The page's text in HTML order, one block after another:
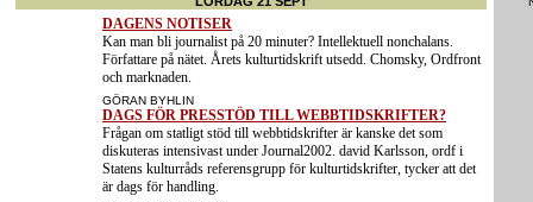
DAGENS NOTISER
Kan man bli journalist på 20 minuter? Intellektuell nonchalans.
Författare på nätet. Årets kulturtidskrift utsedd. Chomsky, Ordfront
och marknaden.
GÖRAN BYHLIN
DAGS FÖR PRESSTÖD TILL WEBBTIDSKRIFTER?
Frågan om statligt stöd till webbtidskrifter är kanske det som
diskuteras intensivast under Journal2002. david Karlsson, ordf i
Statens kulturråds referensgrupp för kulturtidskrifter, tycker att det
är dags för handling.